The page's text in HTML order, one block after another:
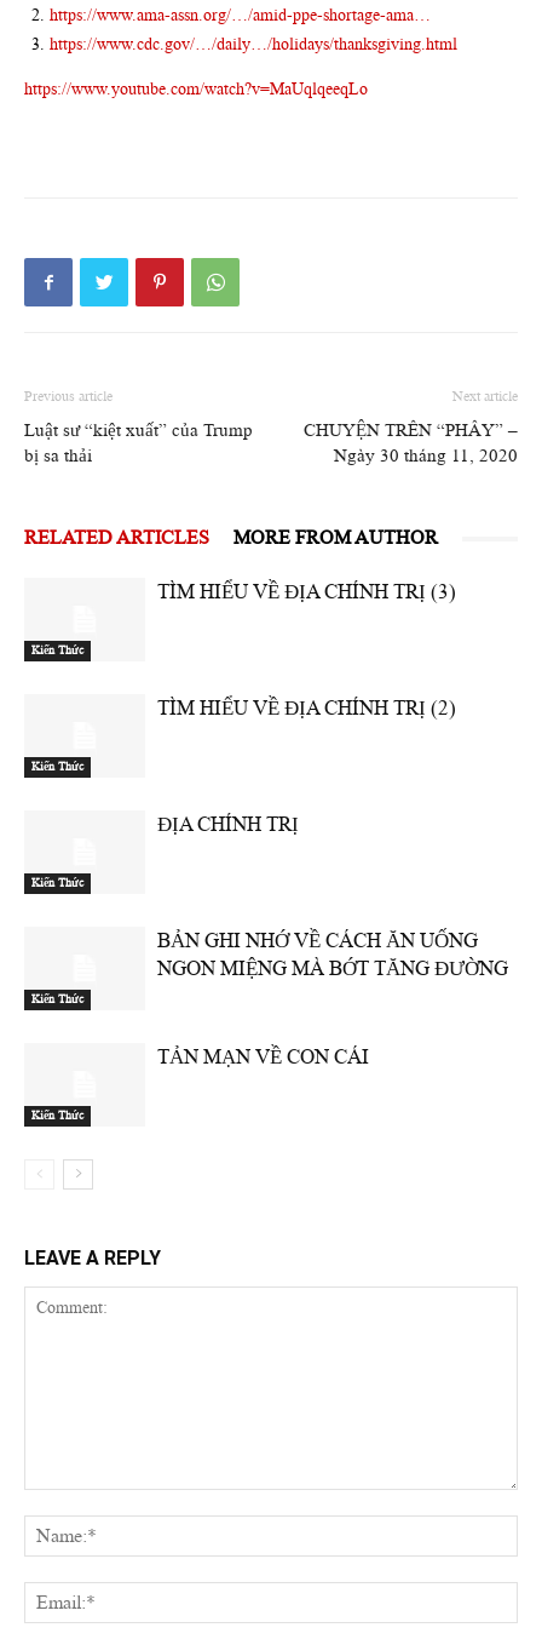
https://www.ama-assn.org/…/amid-ppe-shortage-ama…
https://www.cdc.gov/…/daily…/holidays/thanksgiving.html
https://www.youtube.com/watch?v=MaUqlqeeqLo
Previous article
Luật sư “kiệt xuất” của Trump
bị sa thải
Next article
CHUYỆN TRÊN “PHÂY” –
Ngày 30 tháng 11, 2020
RELATED ARTICLES MORE FROM AUTHOR
Kiến Thức
TÌM HIỂU VỀ ĐỊA CHÍNH TRỊ (3)
Kiến Thức
TÌM HIỂU VỀ ĐỊA CHÍNH TRỊ (2)
Kiến Thức
ĐỊA CHÍNH TRỊ
Kiến Thức
BẢN GHI NHỚ VỀ CÁCH ĂN UỐNG
NGON MIỆNG MÀ BỚT TĂNG ĐƯỜNG
Kiến Thức
TẢN MẠN VỀ CON CÁI
LEAVE A REPLY